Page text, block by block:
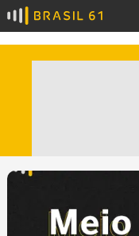
Ver todas as notícias
Podcasts
Congresso Nacional e
nossos líderes.